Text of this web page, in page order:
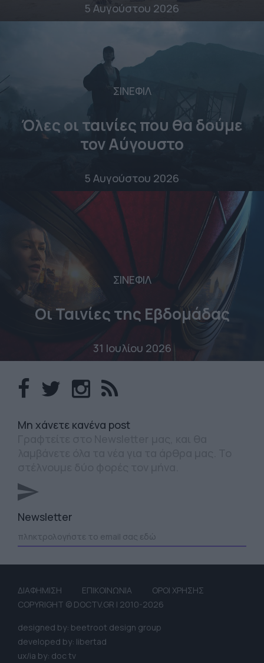
5 Αυγούστου 2026
ΣΙΝΕΦΙΛ
Όλες οι ταινίες που θα δούμε
τον Αύγουστο
5 Αυγούστου 2026
ΣΙΝΕΦΙΛ
Οι Ταινίες της Εβδομάδας
31 Ιουλίου 2026
Mη χάνετε κανένα post
Newsletter
ΔΙΑΦΗΜΙΣΗ ΕΠΙΚΟΙΝΩΝΙΑ
ΟΡΟΙ ΧΡΗΣΗΣ
COPYRIGHT © DOCTV.GR | 2010-2026
designed by: beetroot design group
developed by: libertad
ux/ia by: doc tv